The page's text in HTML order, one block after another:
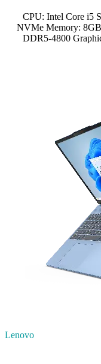
CPU: Intel Core i5
NVMe Memory:
DDR5-4800
Lenovo